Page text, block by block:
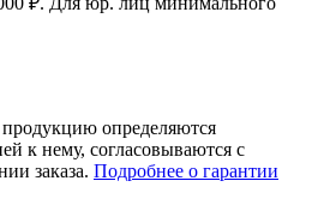
определяются
к нему, согласовываются с
заказа. Подробнее о гарантии